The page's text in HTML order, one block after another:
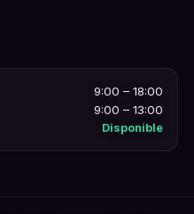
9:00 – 18:00
9:00 – 13:00
Disponible